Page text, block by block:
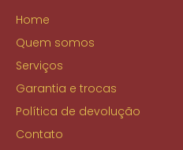
Home
Quem somos
Serviços
Garantia e trocas
Política de devolução
Contato